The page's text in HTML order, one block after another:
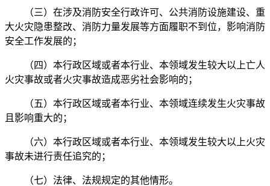
（三）在涉及消防安全行政许可、公共消防设施建设、重
大火灾隐患整改、消防力量发展等方面履职不到位，影响消防
安全工作发展的；
（四）本行政区域或者本行业、本领域发生较大以上亡人
火灾事故或者火灾事故造成恶劣社会影响的；
（五）本行政区域或者本行业、本领域连续发生火灾事故
且影响重大的；
（六）本行政区域或者本行业、本领域发生较大以上火灾
事故未进行责任追究的；
（七）法律、法规规定的其他情形。